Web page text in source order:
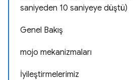
saniyeden 10 saniyeye düştü)
Genel Bakış
mojo mekanizmaları
İyileştirmelerimiz